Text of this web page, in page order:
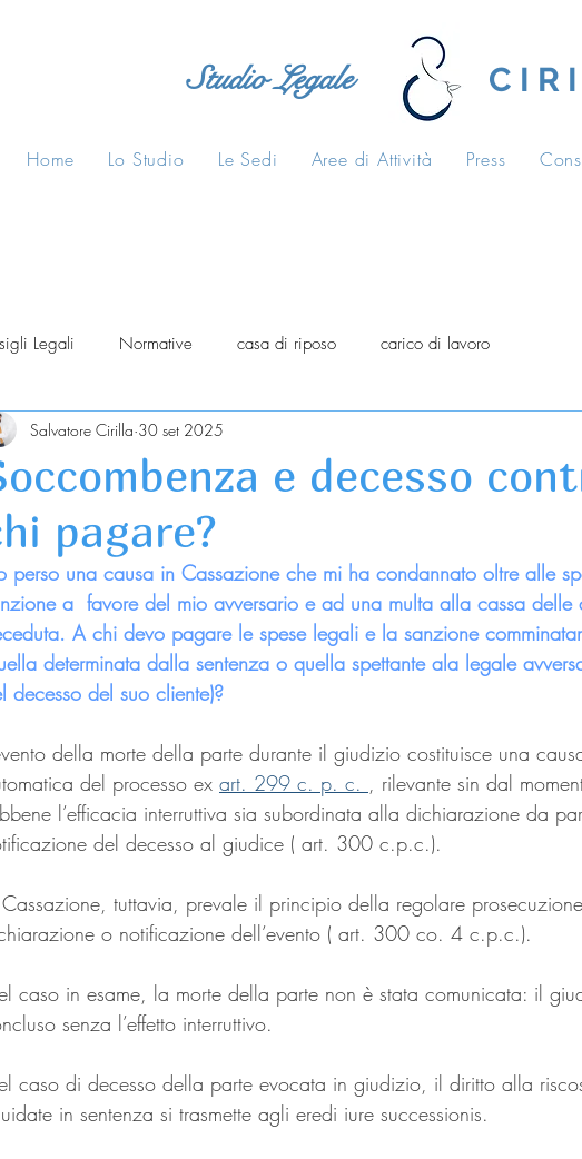
Studio Legale C I R
Home Lo Studio Le Sedi Aree di Attività Press
Legali Normative casa di riposo carico di lavoro
e decesso
pagare?
Salvatore Cirilla 30 set 2025
perso una causa in Cassazione che mi ha condannato oltre alle
a  favore del mio avversario e ad una multa alla cassa delle
A chi devo pagare le spese legali e la sanzione
determinata dalla sentenza o quella spettante ala legale
decesso del suo cliente)?
della morte della parte durante il giudizio costituisce una
del processo ex art. 299 c. p. c. , rilevante sin dal
l’efficacia interruttiva sia subordinata alla dichiarazione da
del decesso al giudice ( art. 300 c.p.c.).
tuttavia, prevale il principio della regolare
o notificazione dell’evento ( art. 300 co. 4 c.p.c.).
caso in esame, la morte della parte non è stata comunicata: il
senza l’effetto interruttivo.
caso di decesso della parte evocata in giudizio, il diritto alla
in sentenza si trasmette agli eredi iure successionis.